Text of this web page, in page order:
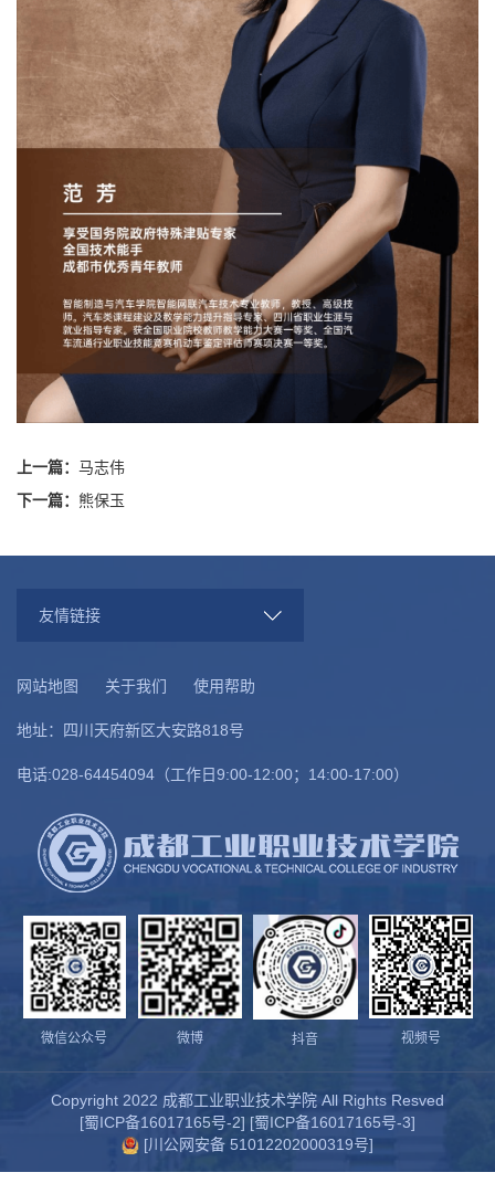
上一篇： 马志伟
下一篇： 熊保玉
友情链接
网站地图 关于我们 使用帮助
地址：四川天府新区大安路818号
电话:028-64454094（工作日9:00-12:00；14:00-17:00）
微信公众号 微博 抖音 视频号
Copyright 2022 成都工业职业技术学院 All Rights Resved
[蜀ICP备16017165号-2] [蜀ICP备16017165号-3]
[川公网安备 51012202000319号]